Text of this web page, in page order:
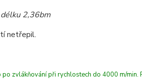
2,36bm
netřepil.
po zvlákňování při rychlostech do 4000 m/min.